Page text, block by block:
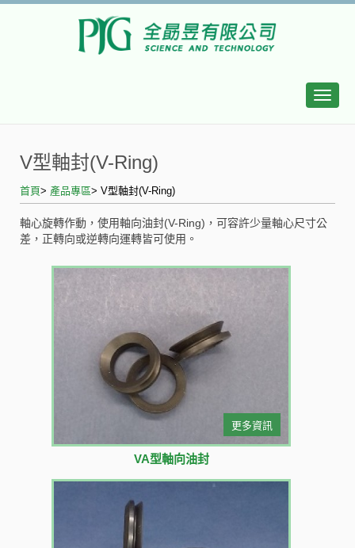
Toggle
V型軸封(V-Ring)
首頁> 產品專區> V型軸封(V-Ring)
軸心旋轉作動，使用軸向油封(V-Ring)，可容許少量軸心尺寸公
差，正轉向或逆轉向運轉皆可使用。
更多資訊
VA型軸向油封